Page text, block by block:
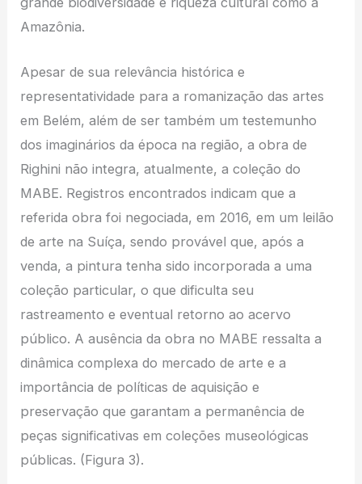
Amazônia.
Apesar de sua relevância histórica e
representatividade para a romanização das artes
em Belém, além de ser também um testemunho
dos imaginários da época na região, a obra de
Righini não integra, atualmente, a coleção do
MABE. Registros encontrados indicam que a
referida obra foi negociada, em 2016, em um leilão
de arte na Suíça, sendo provável que, após a
venda, a pintura tenha sido incorporada a uma
coleção particular, o que dificulta seu
rastreamento e eventual retorno ao acervo
público. A ausência da obra no MABE ressalta a
dinâmica complexa do mercado de arte e a
importância de políticas de aquisição e
preservação que garantam a permanência de
peças significativas em coleções museológicas
públicas. (Figura 3).